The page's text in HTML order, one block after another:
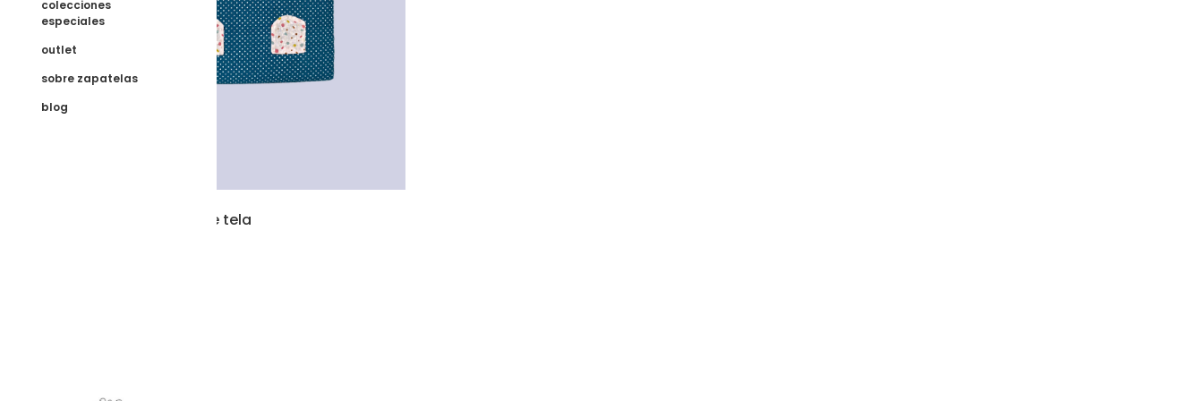
colecciones
especiales
outlet
sobre zapatelas
blog
Casita grande de tela